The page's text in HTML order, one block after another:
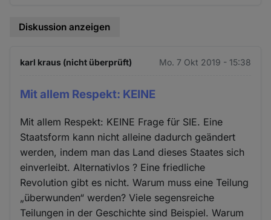
Diskussion anzeigen
karl kraus (nicht überprüft) Mo. 7 Okt 2019 - 15:38
Mit allem Respekt: KEINE
Mit allem Respekt: KEINE Frage für SIE. Eine
Staatsform kann nicht alleine dadurch geändert
werden, indem man das Land dieses Staates sich
einverleibt. Alternativlos ? Eine friedliche
Revolution gibt es nicht. Warum muss eine Teilung
„überwunden“ werden? Viele segensreiche
Teilungen in der Geschichte sind Beispiel. Warum